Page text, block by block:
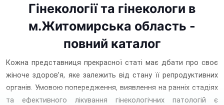
Гінекології та гінекологи в
м.Житомирська область -
повний каталог
Кожна представниця прекрасної статі має дбати про своє
жіноче здоров’я, яке залежить від стану її репродуктивних
органів. Умовою попередження, виявлення на ранніх стадіях
та ефективного лікування гінекологічних патологій є